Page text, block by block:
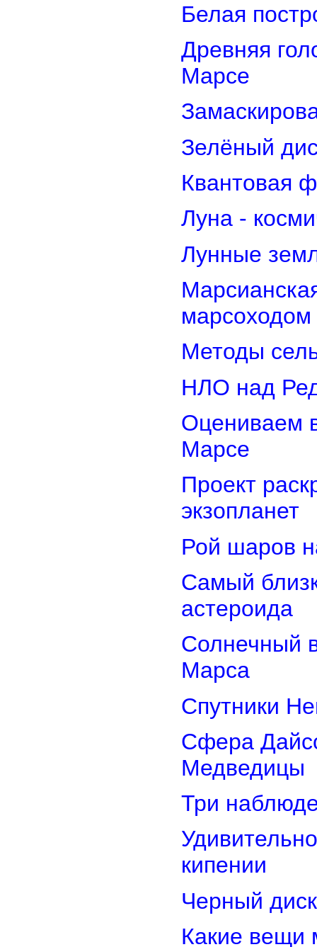
Белая
Древняя
Марсе
Зелёный
Квантовая
Луна -
Лунные
марсоходом
Методы
НЛО над
Оцениваем
Марсе
Проект
экзопланет
Рой шаров
Самый
астероида
Солнечный
Марса
Спутники
Сфера
Медведицы
Три
кипении
Черный
Какие вещи